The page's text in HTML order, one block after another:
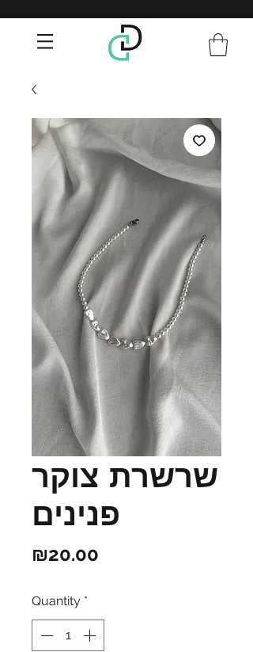
שרשרת צוקר
פנינים
₪20.00
Quantity *